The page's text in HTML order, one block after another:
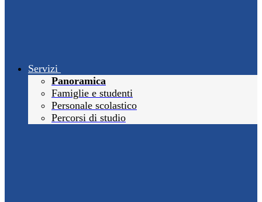
Servizi
Panoramica
Famiglie e studenti
Personale scolastico
Percorsi di studio